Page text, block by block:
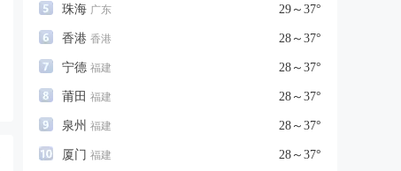
珠海 广东 29～37°
香港 香港 28～37°
宁德 福建 28～37°
莆田 福建 28～37°
泉州 福建 28～37°
厦门 福建 28～37°